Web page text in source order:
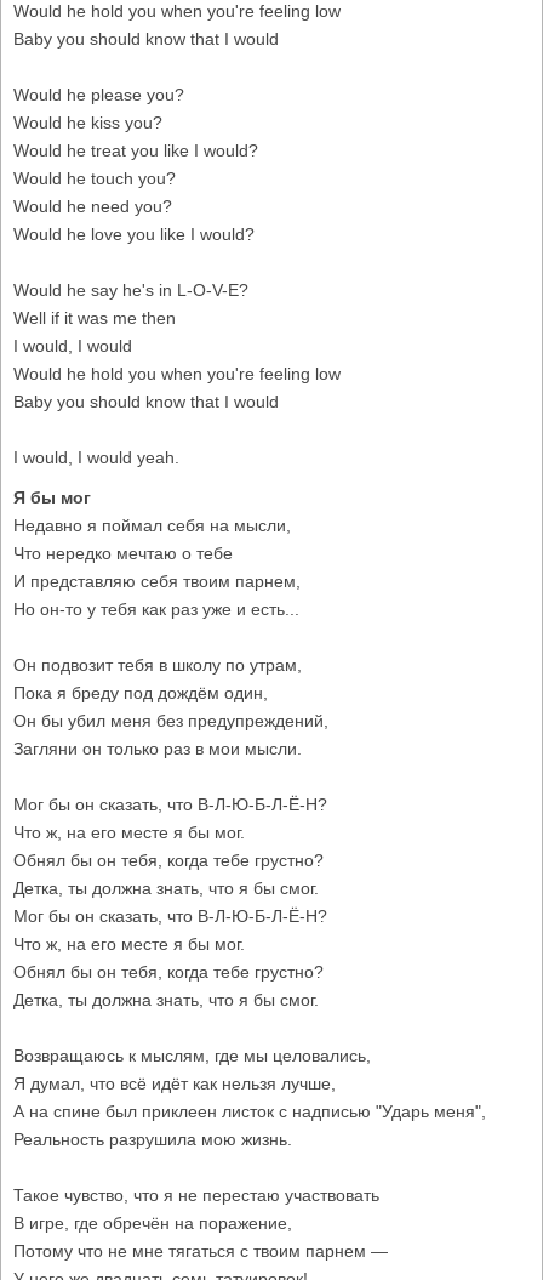
Would he hold you when you're feeling low
Baby you should know that I would
Would he please you?
Would he kiss you?
Would he treat you like I would?
Would he touch you?
Would he need you?
Would he love you like I would?
Would he say he's in L-O-V-E?
Well if it was me then
I would, I would
Would he hold you when you're feeling low
Baby you should know that I would
I would, I would yeah.
Я бы мог
Недавно я поймал себя на мысли,
Что нередко мечтаю о тебе
И представляю себя твоим парнем,
Но он-то у тебя как раз уже и есть...
Он подвозит тебя в школу по утрам,
Пока я бреду под дождём один,
Он бы убил меня без предупреждений,
Загляни он только раз в мои мысли.
Мог бы он сказать, что В-Л-Ю-Б-Л-Ё-Н?
Что ж, на его месте я бы мог.
Обнял бы он тебя, когда тебе грустно?
Детка, ты должна знать, что я бы смог.
Мог бы он сказать, что В-Л-Ю-Б-Л-Ё-Н?
Что ж, на его месте я бы мог.
Обнял бы он тебя, когда тебе грустно?
Детка, ты должна знать, что я бы смог.
Возвращаюсь к мыслям, где мы целовались,
Я думал, что всё идёт как нельзя лучше,
А на спине был приклеен листок с надписью "Ударь меня",
Реальность разрушила мою жизнь.
Такое чувство, что я не перестаю участвовать
В игре, где обречён на поражение,
Потому что не мне тягаться с твоим парнем —